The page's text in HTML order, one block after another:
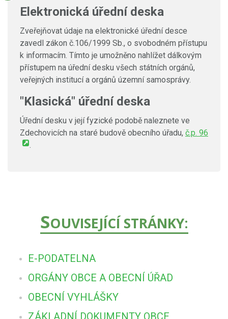
Elektronická úřední deska
Zveřejňovat údaje na elektronické úřední desce
zavedl zákon č.106/1999 Sb., o svobodném přístupu
k informacím. Tímto je umožněno nahlížet dálkovým
přístupem na úřední desku všech státních orgánů,
veřejných institucí a orgánů územní samosprávy.
"Klasická" úřední deska
Úřední desku v její fyzické podobě naleznete ve
Zdechovicích na staré budově obecního úřadu, č.p. 96
.
SOUVISEJÍCÍ STRÁNKY:
E-PODATELNA
ORGÁNY OBCE A OBECNÍ ÚŘAD
OBECNÍ VYHLÁŠKY
ZÁKLADNÍ DOKUMENTY OBCE